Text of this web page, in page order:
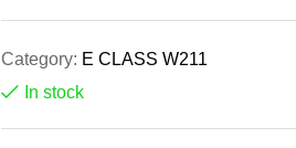
Category: E CLASS W211
In stock